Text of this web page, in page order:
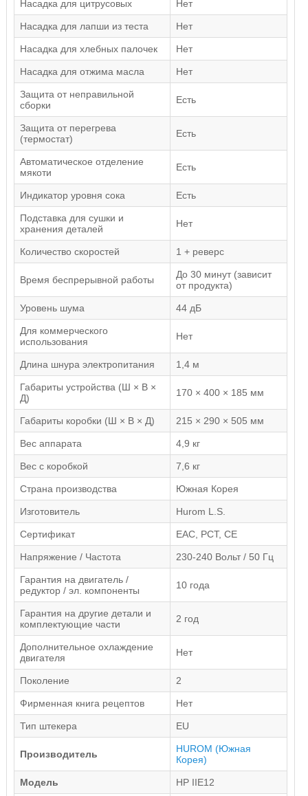
Насадка для цитрусовых Нет
Насадка для лапши из теста Нет
Насадка для хлебных палочек Нет
Насадка для отжима масла Нет
Защита от неправильной
сборки
Есть
Защита от перегрева
(термостат)
Есть
Автоматическое отделение
мякоти
Есть
Индикатор уровня сока Есть
Подставка для сушки и
хранения деталей
Нет
Количество скоростей 1 + реверс
Время беспрерывной работы
До 30 минут (зависит
от продукта)
Уровень шума 44 дБ
Для коммерческого
использования
Нет
Длина шнура электропитания 1,4 м
Габариты устройства (Ш × В ×
Д)
170 × 400 × 185 мм
Габариты коробки (Ш × В × Д) 215 × 290 × 505 мм
Вес аппарата 4,9 кг
Вес с коробкой 7,6 кг
Страна производства Южная Корея
Изготовитель Hurom L.S.
Сертификат EAC, РСТ, CE
Напряжение / Частота 230-240 Вольт / 50 Гц
Гарантия на двигатель /
редуктор / эл. компоненты
10 года
Гарантия на другие детали и
комплектующие части
2 год
Дополнительное охлаждение
двигателя
Нет
Поколение 2
Фирменная книга рецептов Нет
Тип штекера EU
Производитель HUROM (Южная
Корея)
Модель HP IIE12